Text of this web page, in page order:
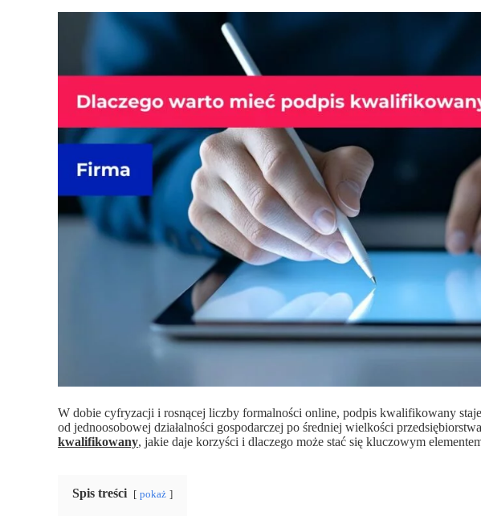
W dobie cyfryzacji i rosnącej liczby formalności online, podpis kwalifikowany
od jednoosobowej działalności gospodarczej po średniej wielkości
kwalifikowany, jakie daje korzyści i dlaczego może stać się kluczowym
Spis treści pokaż